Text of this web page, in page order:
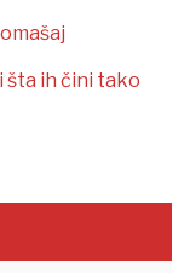
šta ih čini tako